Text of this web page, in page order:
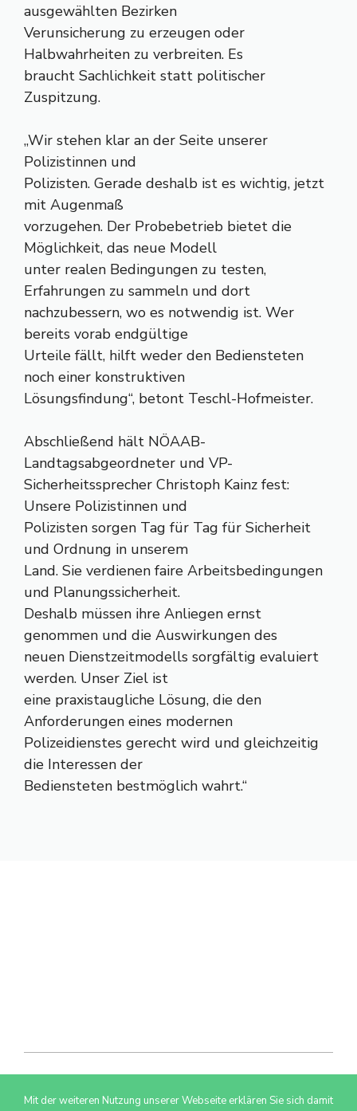
ausgewählten Bezirken
Verunsicherung zu erzeugen oder
Halbwahrheiten zu verbreiten. Es
braucht Sachlichkeit statt politischer
Zuspitzung.
„Wir stehen klar an der Seite unserer
Polizistinnen und
Polizisten. Gerade deshalb ist es wichtig, jetzt
mit Augenmaß
vorzugehen. Der Probebetrieb bietet die
Möglichkeit, das neue Modell
unter realen Bedingungen zu testen,
Erfahrungen zu sammeln und dort
nachzubessern, wo es notwendig ist. Wer
bereits vorab endgültige
Urteile fällt, hilft weder den Bediensteten
noch einer konstruktiven
Lösungsfindung“, betont Teschl-Hofmeister.
Abschließend hält NÖAAB-
Landtagsabgeordneter und VP-
Sicherheitssprecher Christoph Kainz fest:
Unsere Polizistinnen und
Polizisten sorgen Tag für Tag für Sicherheit
und Ordnung in unserem
Land. Sie verdienen faire Arbeitsbedingungen
und Planungssicherheit.
Deshalb müssen ihre Anliegen ernst
genommen und die Auswirkungen des
neuen Dienstzeitmodells sorgfältig evaluiert
werden. Unser Ziel ist
eine praxistaugliche Lösung, die den
Anforderungen eines modernen
Polizeidienstes gerecht wird und gleichzeitig
die Interessen der
Bediensteten bestmöglich wahrt.“
Mit der weiteren Nutzung unserer Webseite erklären Sie sich damit